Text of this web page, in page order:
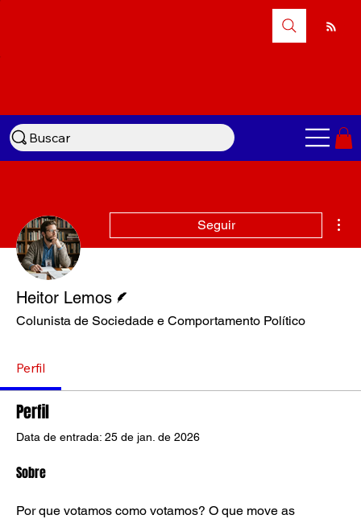
Buscar
Seguir
Heitor Lemos
Colunista de Sociedade e Comportamento Político
Perfil
Perfil
Data de entrada: 25 de jan. de 2026
Sobre
Por que votamos como votamos? O que move as